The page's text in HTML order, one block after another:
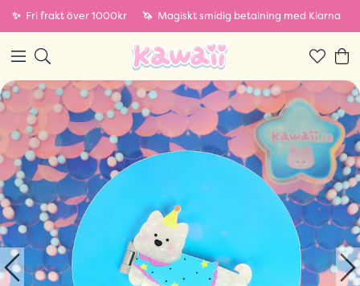
✨ Fri frakt över 1000kr 🦄 Magiskt smidig betalning med Klarna